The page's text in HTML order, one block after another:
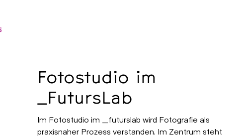
Fotostudio im
_FutursLab
Im Fotostudio im _futurslab wird Fotografie als
praxisnaher Prozess verstanden. Im Zentrum steht